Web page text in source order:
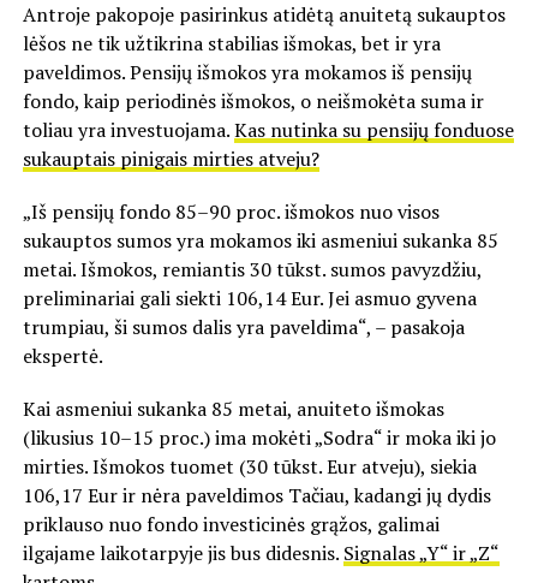
Antroje pakopoje pasirinkus atidėtą anuitetą sukauptos
lėšos ne tik užtikrina stabilias išmokas, bet ir yra
paveldimos. Pensijų išmokos yra mokamos iš pensijų
fondo, kaip periodinės išmokos, o neišmokėta suma ir
toliau yra investuojama.Kas nutinka su pensijų fonduose
sukauptais pinigais mirties atveju?
„Iš pensijų fondo 85–90 proc. išmokos nuo visos
sukauptos sumos yra mokamos iki asmeniui sukanka 85
metai. Išmokos, remiantis 30 tūkst. sumos pavyzdžiu,
preliminariai gali siekti 106,14 Eur. Jei asmuo gyvena
trumpiau, ši sumos dalis yra paveldima“, – pasakoja
ekspertė.
Kai asmeniui sukanka 85 metai, anuiteto išmokas
(likusius 10–15 proc.) ima mokėti „Sodra“ ir moka iki jo
mirties. Išmokos tuomet (30 tūkst. Eur atveju), siekia
106,17 Eur ir nėra paveldimos Tačiau, kadangi jų dydis
priklauso nuo fondo investicinės grąžos, galimai
ilgajame laikotarpyje jis bus didesnis. Signalas „Y“ ir „Z“